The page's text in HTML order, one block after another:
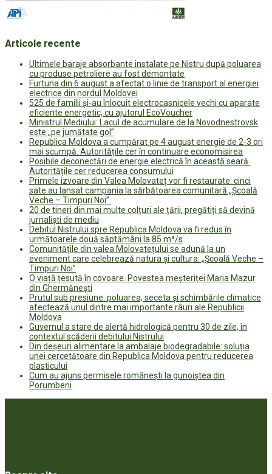
Articole recente
Ultimele baraje absorbante instalate pe Nistru după poluarea
cu produse petroliere au fost demontate
Furtuna din 6 august a afectat o linie de transport al energiei
electrice din nordul Moldovei
525 de familii și-au înlocuit electrocasnicele vechi cu aparate
eficiente energetic, cu ajutorul EcoVoucher
Ministrul Mediului: Lacul de acumulare de la Novodnestrovsk
este „pe jumătate gol”
Republica Moldova a cumpărat pe 4 august energie de 2-3 ori
mai scumpă. Autoritățile cer în continuare economisirea
Posibile deconectări de energie electrică în această seară.
Autoritățile cer reducerea consumului
Primele izvoare din Valea Molovateț vor fi restaurate: cinci
sate au lansat campania la sărbătoarea comunitară „Școală
Veche – Timpuri Noi”
20 de tineri din mai multe colțuri ale țării, pregătiți să devină
jurnaliști de mediu
Debitul Nistrului spre Republica Moldova va fi redus în
următoarele două săptămâni la 85 m³/s
Comunitățile din valea Molovatețului se adună la un
eveniment care celebrează natura și cultura: „Școală Veche –
Timpuri Noi”
O viață țesută în covoare. Povestea meșteriței Maria Mazur
din Ghermănești
Prutul sub presiune: poluarea, seceta și schimbările climatice
afectează unul dintre mai importante râuri ale Republicii
Moldova
Guvernul a stare de alertă hidrologică pentru 30 de zile, în
contextul scăderii debitului Nistrului
Din deșeuri alimentare la ambalaje biodegradabile: soluția
unei cercetătoare din Republica Moldova pentru reducerea
plasticului
Cum au ajuns permisele românești la gunoiștea din
Porumbeni